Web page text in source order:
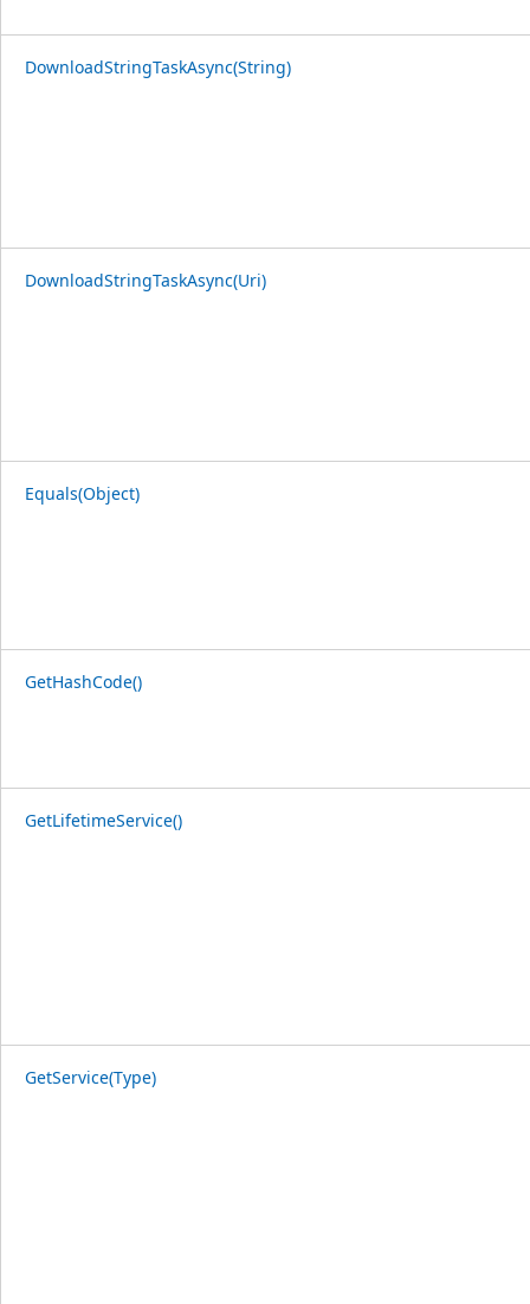
DownloadStringTaskAsync(String)
DownloadStringTaskAsync(Uri)
Equals(Object)
GetHashCode()
GetLifetimeService()
GetService(Type)